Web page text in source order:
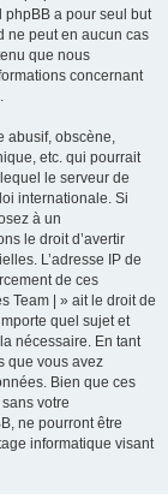
a pour seul but
ne peut en aucun cas
que nous
concernant
abusif, obscène,
etc. qui pourrait
le serveur de
internationale. Si
à un
le droit d’avertir
L’adresse IP de
de ces
Team | » ait le droit de
quel sujet et
nécessaire. En tant
que vous avez
Bien que ces
votre
ne pourront être
informatique visant